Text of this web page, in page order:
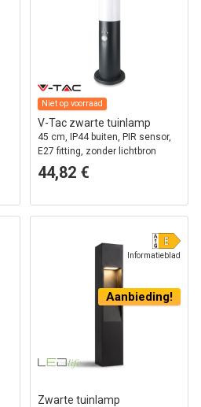
Niet op voorraad
V-Tac zwarte tuinlamp
45 cm, IP44 buiten, PIR sensor,
E27 fitting, zonder lichtbron
44,82 €
Informatieblad
Aanbieding!
Zwarte tuinlamp